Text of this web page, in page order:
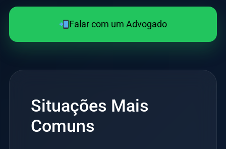
Falar com um Advogado
Situações Mais
Comuns